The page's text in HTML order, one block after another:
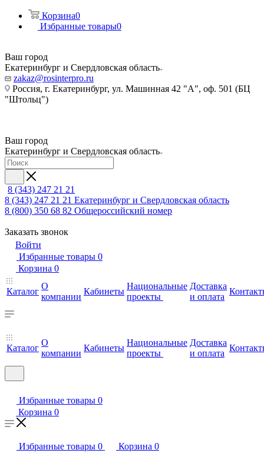
Корзина0
Избранные товары0
Ваш город
Екатеринбург и Свердловская область
zakaz@rosinterpro.ru
Россия, г. Екатеринбург, ул. Машинная 42 "А", оф. 501 (БЦ
"Штольц")
Ваш город
Екатеринбург и Свердловская область
8 (343) 247 21 21
8 (343) 247 21 21 Екатеринбург и Свердловская область
8 (800) 350 68 82 Общероссийский номер
Заказать звонок
Войти
Избранные товары 0
Корзина 0
Каталог
О
компании
Кабинеты
Национальные
проекты
Доставка
и оплата
Каталог
О
компании
Кабинеты
Национальные
проекты
Доставка
и оплата
Избранные товары 0
Корзина 0
Избранные товары 0 Корзина 0